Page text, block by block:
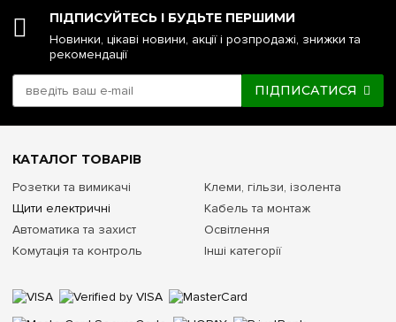
ПІДПИСУЙТЕСЬ І БУДЬТЕ ПЕРШИМИ
Новинки, цікаві новини, акції і розпродажі, знижки та
рекомендації
ПІДПИСАТИСЯ
КАТАЛОГ ТОВАРІВ
Розетки та вимикачі
Щити електричні
Автоматика та захист
Комутація та контроль
Клеми, гільзи, ізолента
Кабель та монтаж
Освітлення
Інші категорії